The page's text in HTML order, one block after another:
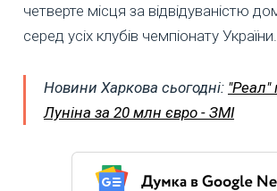
четверте місця за відвідуваністю
серед усіх клубів чемпіонату України.
Новини Харкова сьогодні: "Реал"
Луніна за 20 млн євро - ЗМІ